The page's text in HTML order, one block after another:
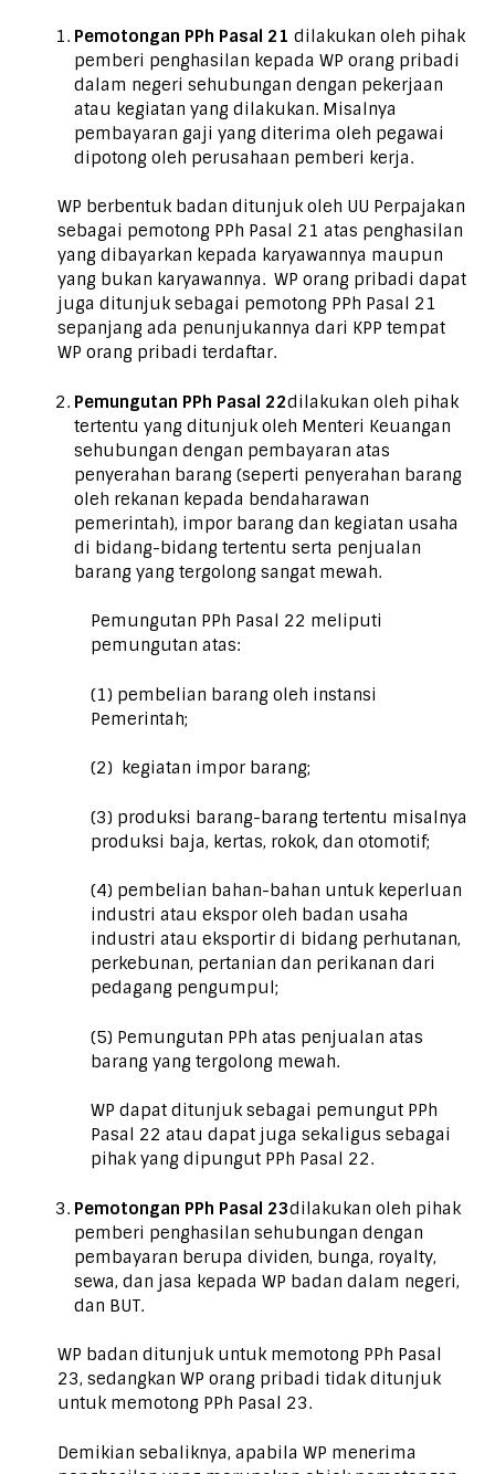
Pemotongan PPh Pasal 21 dilakukan oleh pihak
pemberi penghasilan kepada WP orang pribadi
dalam negeri sehubungan dengan pekerjaan
atau kegiatan yang dilakukan. Misalnya
pembayaran gaji yang diterima oleh pegawai
dipotong oleh perusahaan pemberi kerja.
WP berbentuk badan ditunjuk oleh UU Perpajakan
sebagai pemotong PPh Pasal 21 atas penghasilan
yang dibayarkan kepada karyawannya maupun
yang bukan karyawannya. WP orang pribadi dapat
juga ditunjuk sebagai pemotong PPh Pasal 21
sepanjang ada penunjukannya dari KPP tempat
WP orang pribadi terdaftar.
Pemungutan PPh Pasal 22dilakukan oleh pihak
tertentu yang ditunjuk oleh Menteri Keuangan
sehubungan dengan pembayaran atas
penyerahan barang (seperti penyerahan barang
oleh rekanan kepada bendaharawan
pemerintah), impor barang dan kegiatan usaha
di bidang-bidang tertentu serta penjualan
barang yang tergolong sangat mewah.
Pemungutan PPh Pasal 22 meliputi
pemungutan atas:
(1) pembelian barang oleh instansi
Pemerintah;
(2) kegiatan impor barang;
(3) produksi barang-barang tertentu misalnya
produksi baja, kertas, rokok, dan otomotif;
(4) pembelian bahan-bahan untuk keperluan
industri atau ekspor oleh badan usaha
industri atau eksportir di bidang perhutanan,
perkebunan, pertanian dan perikanan dari
pedagang pengumpul;
(5) Pemungutan PPh atas penjualan atas
barang yang tergolong mewah.
WP dapat ditunjuk sebagai pemungut PPh
Pasal 22 atau dapat juga sekaligus sebagai
pihak yang dipungut PPh Pasal 22.
Pemotongan PPh Pasal 23dilakukan oleh pihak
pemberi penghasilan sehubungan dengan
pembayaran berupa dividen, bunga, royalty,
sewa, dan jasa kepada WP badan dalam negeri,
dan BUT.
WP badan ditunjuk untuk memotong PPh Pasal
23, sedangkan WP orang pribadi tidak ditunjuk
untuk memotong PPh Pasal 23.
Demikian sebaliknya, apabila WP menerima